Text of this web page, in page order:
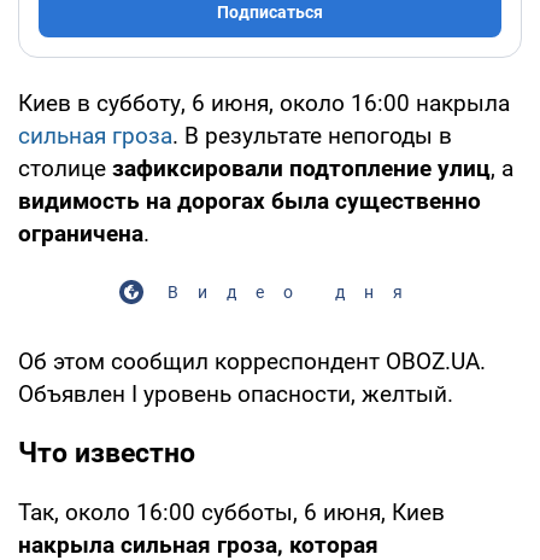
Подписаться
Киев в субботу, 6 июня, около 16:00 накрыла
сильная гроза. В результате непогоды в
столице зафиксировали подтопление улиц, а
видимость на дорогах была существенно
ограничена.
Видео дня
Об этом сообщил корреспондент OBOZ.UA.
Объявлен І уровень опасности, желтый.
Что известно
Так, около 16:00 субботы, 6 июня, Киев
накрыла сильная гроза, которая